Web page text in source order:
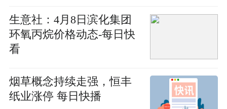
生意社：4月8日滨化集团
环氧丙烷价格动态-每日快
看
烟草概念持续走强，恒丰
纸业涨停 每日快播